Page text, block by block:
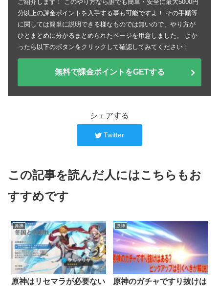
ご紹介します！ このやり方なら誰でも簡単・安全に最大5000円
分以上の課金ポイントを入手する事も可能ですよ！ その手順等
に関しては簡単に説明できる様なものでは無いので、やり方が
ひとまとめに分かるまとめられたページを用意しました。 よか
ったら以下のボタンをクリックして確認してみてください！
無料で課金ポイントをGETする
シェアする
Twitter
この記事を読んだ人にはこちらもお
すすめです
原神
原神はリセマラが必要ない
原神
原神のガチャですり抜けは